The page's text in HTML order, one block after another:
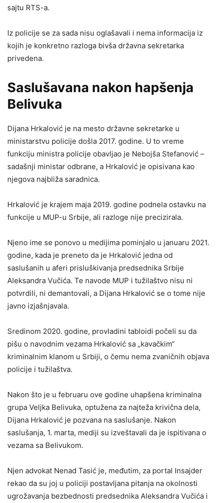
sajtu RTS-a.
Iz policije se za sada nisu oglašavali i nema informacija iz
kojih je konkretno razloga bivša državna sekretarka
privedena.
Saslušavana nakon hapšenja
Belivuka
Dijana Hrkalović je na mesto državne sekretarke u
ministarstvu policije došla 2017. godine. U to vreme
funkciju ministra policije obavljao je Nebojša Stefanović –
sadašnji ministar odbrane, a Hrkalović je opisivana kao
njegova najbliža saradnica.
Hrkalović je krajem maja 2019. godine podnela ostavku na
funkcije u MUP-u Srbije, ali razloge nije precizirala.
Njeno ime se ponovo u medijima pominjalo u januaru 2021.
godine, kada je preneto da je Hrkalović jedna od
saslušanih u aferi prisluškivanja predsednika Srbije
Aleksandra Vučića. Te navode MUP i tužilaštvo nisu ni
potvrdili, ni demantovali, a Dijana Hrkalović se o tome nije
javno izjašnjavala.
Sredinom 2020. godine, provladini tabloidi počeli su da
pišu o navodnim vezama Hrkalović sa „kavačkim“
kriminalnim klanom u Srbiji, o čemu nema zvaničnih objava
policije i tužilaštva.
Nakon što je u februaru ove godine uhapšena kriminalna
grupa Veljka Belivuka, optužena za najteža krivična dela,
Dijana Hrkalović je pozvana na saslušanje. Nakon
saslušanja, 1. marta, mediji su izveštavali da je ispitivana o
vezama sa Belivukom.
Njen advokat Nenad Tasić je, međutim, za portal Insajder
rekao da su joj u policiji postavljana pitanja na okolnosti
ugrožavanja bezbednosti predsednika Aleksandra Vučića i